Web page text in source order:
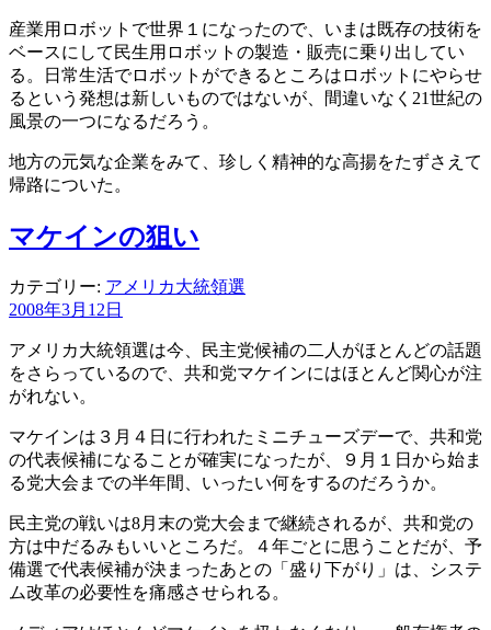
産業用ロボットで世界１になったので、いまは既存の技術を
ベースにして民生用ロボットの製造・販売に乗り出してい
る。日常生活でロボットができるところはロボットにやらせ
るという発想は新しいものではないが、間違いなく21世紀の
風景の一つになるだろう。
地方の元気な企業をみて、珍しく精神的な高揚をたずさえて
帰路についた。
マケインの狙い
カテゴリー: アメリカ大統領選
2008年3月12日
アメリカ大統領選は今、民主党候補の二人がほとんどの話題
をさらっているので、共和党マケインにはほとんど関心が注
がれない。
マケインは３月４日に行われたミニチューズデーで、共和党
の代表候補になることが確実になったが、９月１日から始ま
る党大会までの半年間、いったい何をするのだろうか。
民主党の戦いは8月末の党大会まで継続されるが、共和党の
方は中だるみもいいところだ。４年ごとに思うことだが、予
備選で代表候補が決まったあとの「盛り下がり」は、システ
ム改革の必要性を痛感させられる。